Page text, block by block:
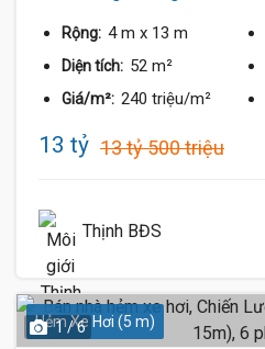
Rộng: 4 m x 13 m
Diện tích: 52 m²
Giá/m²: 240 triệu/m²
13 tỷ 13 tỷ 500 triệu
Thịnh BĐS
Hẻm Xe Hơi (5 m)
1 / 6